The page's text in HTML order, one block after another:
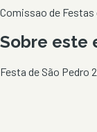
Comissao de Festas
Sobre este
Festa de São Pedro